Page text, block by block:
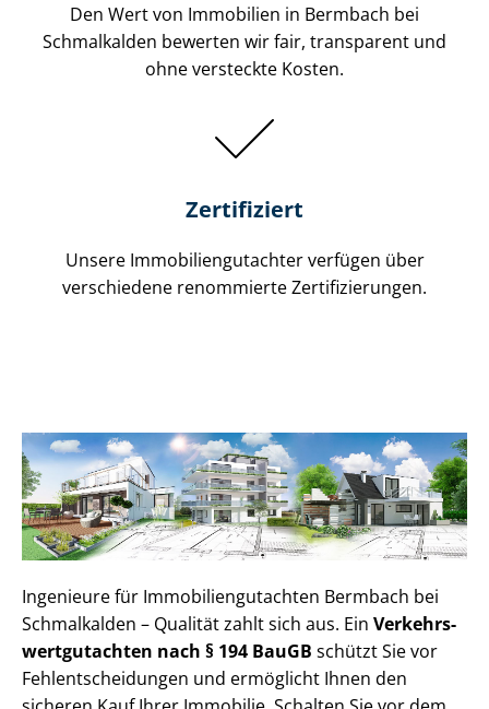
Den Wert von Immobilien in Bermbach bei
Schmalkalden bewerten wir fair, transparent und
ohne versteckte Kosten.
Zertifiziert
Unsere Immobilien­gutachter verfügen über
verschiedene renommierte Zer­ti­fi­zie­run­gen.
Ingenieure für Im­mo­bi­li­en­gut­ach­ten Bermbach bei
Schmalkalden – Qualität zahlt sich aus. Ein Ver­kehrs­
wert­gut­ach­ten nach § 194 BauGB schützt Sie vor
Fehl­ent­schei­dun­gen und ermöglicht Ihnen den